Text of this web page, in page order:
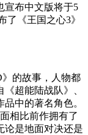
宣布中文版将于5
了《王国之心3》
》的故事，人物都
超能陆战队》、
中的著名角色。
相比前作拥有了
论是地面对决还是